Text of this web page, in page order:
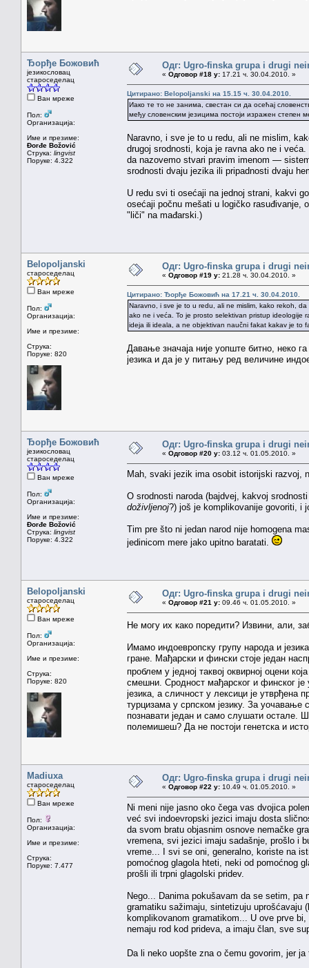
Ђорђе Божовић
језикословац
староседелац
Ван мреже
Пол:
Организација:
Име и презиме:
Đorđe Božović
Струка: lingvist
Поруке: 4.322
Одг: Ugro-finska grupa i drugi
« Одговор #18 у: 17.21 ч. 30.04.2010. »
Цитирано: Belopoljanski на 15.15 ч. 30.04.2010.
Иако те то не занима, свестан си да осећај
међу словенским језицима постоји изражен степен
Naravno, i sve je to u redu, ali ne mislim,
drugoj srodnosti, koja je ravna ako ne i
da nazovemo stvari pravim imenom —
srodnosti dvaju jezika ili pripadnosti dvaju
U redu svi ti osećaji na jednoj strani, kakvi
osećaji počnu mešati u logičko rasuđivanje,
"liči" na mađarski.)
Belopoljanski
староседелац
Ван мреже
Пол:
Организација:
Име и презиме:
Струка:
Поруке: 820
Одг: Ugro-finska grupa i drugi
« Одговор #19 у: 21.28 ч. 30.04.2010. »
Цитирано: Ђорђе Божовић на 17.21 ч. 30.04.2010.
Naravno, i sve je to u redu, ali ne mislim, kako rekoh,
ako ne i veća. To je prosto selektivan pristup ideologije
ideja ili ideala, a ne objektivan naučni fakat kakav je to
Давање значаја није уопште битно, неко
језика и да је у питању ред величине
Ђорђе Божовић
језикословац
староседелац
Ван мреже
Пол:
Организација:
Име и презиме:
Đorđe Božović
Струка: lingvist
Поруке: 4.322
Одг: Ugro-finska grupa i drugi
« Одговор #20 у: 03.12 ч. 01.05.2010. »
Mah, svaki jezik ima osobit istorijski razvoj,
O srodnosti naroda (bajdvej, kakvoj
doživljenoj?) još je komplikovanije govoriti, i
Tim pre što ni jedan narod nije homogena
jedinicom mere jako upitno baratati.
Belopoljanski
староседелац
Ван мреже
Пол:
Организација:
Име и презиме:
Струка:
Поруке: 820
Одг: Ugro-finska grupa i drugi
« Одговор #21 у: 09.46 ч. 01.05.2010. »
Не могу их како поредити? Извини, али,
Имамо индоевропску групу народа и
гране. Мађарски и фински стоје један
проблем у једној таквој оквирној оцени
смешни. Сродност мађарског и финског
језика, а сличност у лексици је утврђена
турцизама у српском језику. За уочавање
познавати један и само слушати остале.
полемишеш? Да не постоји генетска и
Madiuxa
староседелац
Ван мреже
Пол:
Организација:
Име и презиме:
Струка:
Поруке: 7.477
Одг: Ugro-finska grupa i drugi
« Одговор #22 у: 10.49 ч. 01.05.2010. »
Ni meni nije jasno oko čega vas dvojica
već svi indoevropski jezici imaju dosta
da svom bratu objasnim osnove nemačke
vremena, svi jezici imaju sadašnje, prošlo i
vreme... I svi se oni, generalno, koriste na
pomoćnog glagola hteti, neki od pomoćnog
prošli ili trpni glagolski pridev.
Nego... Danima pokušavam da se setim,
gramatiku sažimaju, sintetizuju uprošćavaju
komplikovanom gramatikom... U ove prve
nemaju rod kod prideva, a imaju član, sve
Da li neko uopšte zna o čemu govorim, jer